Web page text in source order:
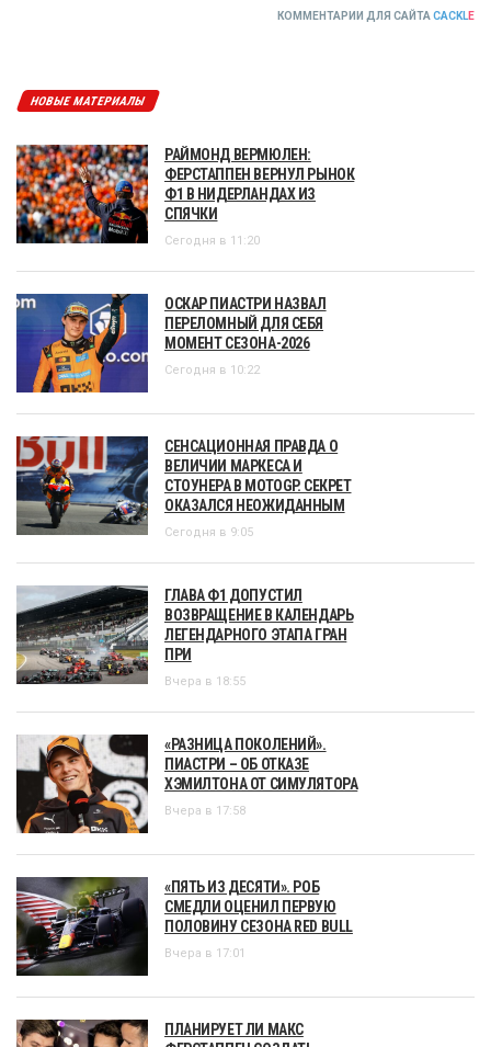
КОММЕНТАРИИ ДЛЯ САЙТА CACKLE
НОВЫЕ МАТЕРИАЛЫ
РАЙМОНД ВЕРМЮЛЕН:
ФЕРСТАППЕН ВЕРНУЛ РЫНОК
Ф1 В НИДЕРЛАНДАХ ИЗ
СПЯЧКИ
Сегодня в 11:20
ОСКАР ПИАСТРИ НАЗВАЛ
ПЕРЕЛОМНЫЙ ДЛЯ СЕБЯ
МОМЕНТ СЕЗОНА-2026
Сегодня в 10:22
СЕНСАЦИОННАЯ ПРАВДА О
ВЕЛИЧИИ МАРКЕСА И
СТОУНЕРА В MOTOGP. СЕКРЕТ
ОКАЗАЛСЯ НЕОЖИДАННЫМ
Сегодня в 9:05
ГЛАВА Ф1 ДОПУСТИЛ
ВОЗВРАЩЕНИЕ В КАЛЕНДАРЬ
ЛЕГЕНДАРНОГО ЭТАПА ГРАН
ПРИ
Вчера в 18:55
«РАЗНИЦА ПОКОЛЕНИЙ».
ПИАСТРИ – ОБ ОТКАЗЕ
ХЭМИЛТОНА ОТ СИМУЛЯТОРА
Вчера в 17:58
«ПЯТЬ ИЗ ДЕСЯТИ». РОБ
СМЕДЛИ ОЦЕНИЛ ПЕРВУЮ
ПОЛОВИНУ СЕЗОНА RED BULL
Вчера в 17:01
ПЛАНИРУЕТ ЛИ МАКС